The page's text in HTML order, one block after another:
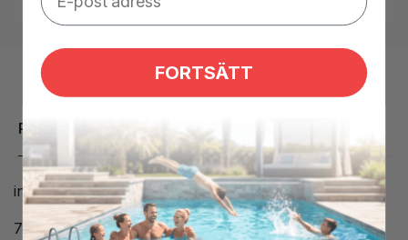
Produktbeskrivning
in.k175 knappsats för in.stream 2 ljud station
7 knappar: Ström / Bluetooth / AUX / Volym upp -
FORTSÄTT